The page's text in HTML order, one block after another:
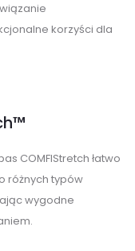
korzyści dla
COMFIStretch łatwo
różnych typów
wygodne